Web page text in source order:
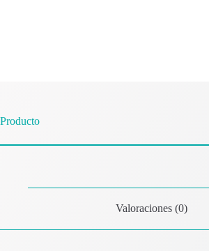
Producto
Valoraciones (0)